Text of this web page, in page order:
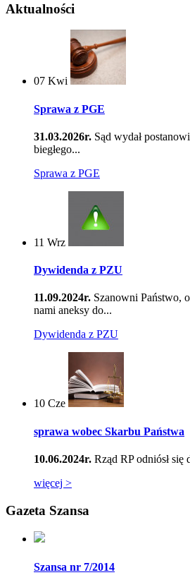
Aktualności
07 Kwi
Sprawa z PGE
31.03.2026r. Sąd wydał
biegłego...
Sprawa z PGE
11 Wrz
Dywidenda z PZU
11.09.2024r. Szanowni Państwo,
nami aneksy do...
Dywidenda z PZU
10 Cze
sprawa wobec Skarbu Państwa
10.06.2024r. Rząd RP odniósł się
więcej >
Gazeta Szansa
Szansa nr 7/2014